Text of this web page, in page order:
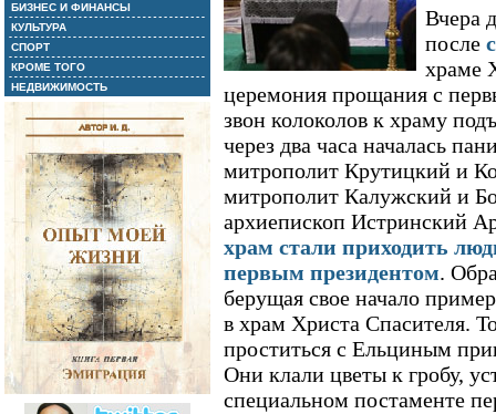
БИЗНЕС И ФИНАНСЫ
КУЛЬТУРА
СПОРТ
КРОМЕ ТОГО
НЕДВИЖИМОСТЬ
Вчера
после
храме
церемония прощания с
звон колоколов к храму
через два часа началась
митрополит Крутицкий и
митрополит Калужский и
архиепископ Истринский
храм стали приходить
первым президентом.
берущая свое начало
в храм Христа Спасителя.
проститься с Ельциным
Они клали цветы к гробу,
специальном постаменте